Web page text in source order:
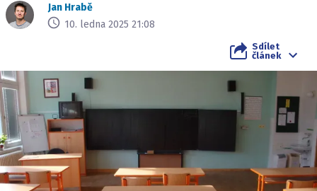
Jan Hrabě
10. ledna 2025 21:08
Sdílet
článek